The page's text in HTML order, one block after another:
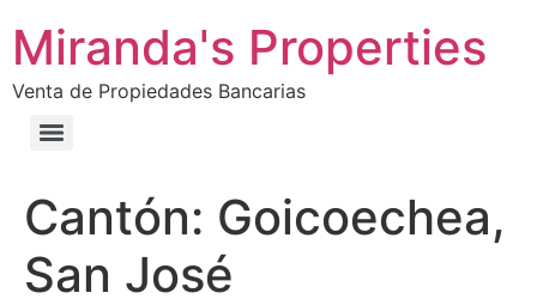
Miranda's Properties
Venta de Propiedades Bancarias
Cantón: Goicoechea,
San José